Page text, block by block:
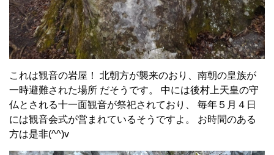
これは観音の岩屋！ 北朝方が襲来のおり、南朝の皇族が
一時避難された場所 だそうです。 中には後村上天皇の守
仏とされる十一面観音が祭祀されており、 毎年５月４日
には観音会式が営まれているそうですよ。 お時間のある
方は是非(^^)v